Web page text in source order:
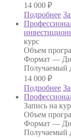
14 000 ₽
Подробнее
курс
Объем
Формат —
Получаемый
14 000 ₽
Подробнее
Запись на
Объем
Формат —
Получаемый